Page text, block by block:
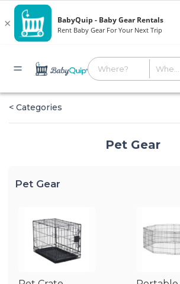
< Categories
Pet Gear
Pet Gear